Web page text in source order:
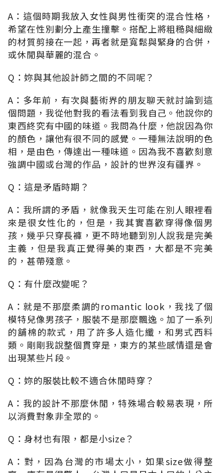
A：這個時期我放入女性與男性衝突的混合性格，
希望在性別劃分上產生撞擊。搭配上將粗糙與細緻
的材質剪接在一起，再者就是寬鬆與緊身的合併，
或休閒與華麗的混合。
Q：妳與其他設計師之間的不同呢？
A：多年前，有次與藝術界的朋友聊天就討論到這
個問題，我從他對我的看法看到我自己。他說你的
東西終究有中國的味道。我問為什麼，他說因為你
的顏色，讓他有很不同的感覺。一種無法說明的色
相，是由色，傳達出一種味道。因為我不喜歡刻意
強調中國或台灣的作品，設計的世界沒有疆界。
Q：這是矛盾時期？
A：我所謂的矛盾，就像我天生可能在別人眼裡看
來是很女性化的，但是，我其實喜歡穿得像個男
孩，幾乎只穿長褲，更不時地聽到別人說我是完美
主義，但是我真正覺得美的東西，大都是不完美
的，甚帶殘意。
Q：有什麼改變呢？
A：就是不那麼柔調的romantic look，我找了個
模特兒像男孩子，服裝不是那麼飄逸。加了一系列
的舖棉的款式，用了許多人造化纖，和男式西料
類。剛剛我說整個貫穿是，東方的某些感情還是會
出現某些片段。
Q：妳的服裝比較不適合休閒時穿？
A：我的設計不那麼休閒，特殊場合較易表現，所
以消費對象非全眾的。
Q：身材也有限，都是小size？
A：對，因為台灣的市場太小，如果size做得整